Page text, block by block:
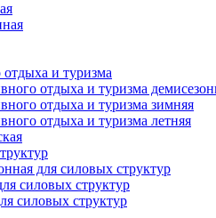
и туризма
отдыха и туризма
отдыха и туризма зимняя
отдыха и туризма летняя
для силовых структур
силовых структур
силовых структур